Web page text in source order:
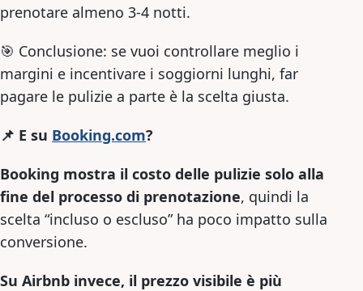
prenotare almeno 3-4 notti.
🎯 Conclusione: se vuoi controllare meglio i
margini e incentivare i soggiorni lunghi, far
pagare le pulizie a parte è la scelta giusta.
📌 E su Booking.com?
Booking mostra il costo delle pulizie solo alla
fine del processo di prenotazione, quindi la
scelta “incluso o escluso” ha poco impatto sulla
conversione.
Su Airbnb invece, il prezzo visibile è più